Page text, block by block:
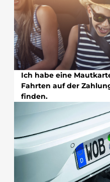
Ich habe eine
Fahrten auf der
finden.